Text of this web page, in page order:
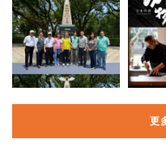
更